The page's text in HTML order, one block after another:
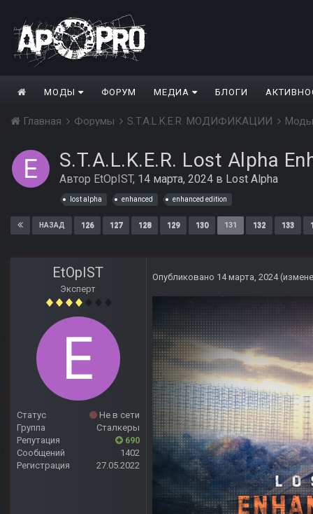
МОДЫ ФОРУМ МЕДИА БЛОГИ
Главная Форумы S.T.A.L.K.E.R. МОДИФИКАЦИИ
S.T.A.L.K.E.R. Lost Alpha
Автор EtOpIST, 14 марта, 2024 в Lost Alpha
lost alpha enhanced enhanced edition
НАЗАД 126 127 128 129 130 131 132 133
EtOpIST
Эксперт
Статус
Не в сети
Группа
Сталкеры
Репутация
690
Сообщений
1402
Регистрация
27.05.2022
Опубликовано 14 марта, 2024